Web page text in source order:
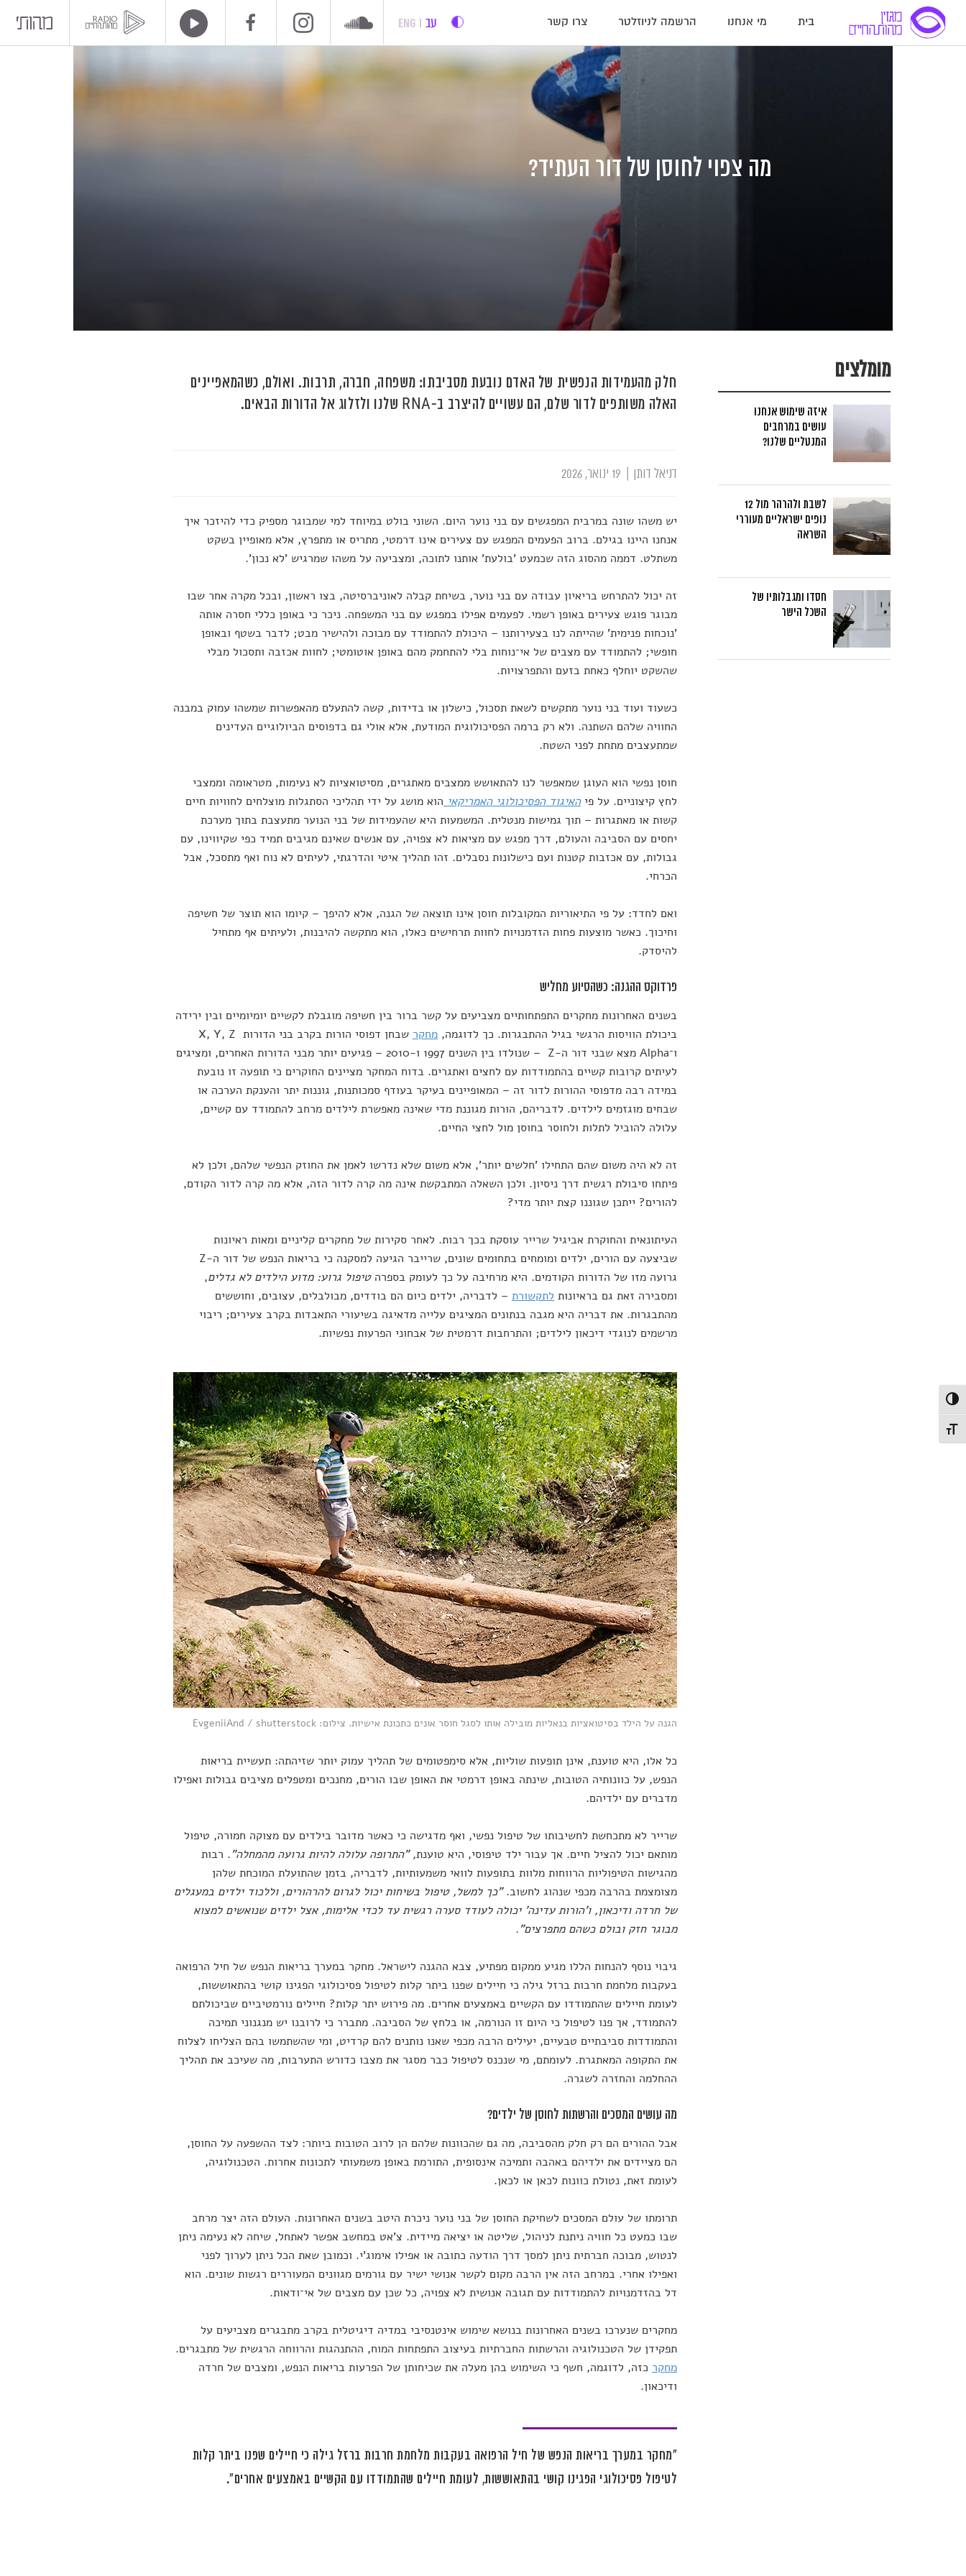
הפעל/כבה ניגודיות גבוהה
מתג גודל גופן
בית מי אנחנו הרשמה לניוזלטר צרו קשר עב ENG
מה צפוי לחוסן של דור העתיד?
חלק מהעמידות הנפשית של האדם נובעת מסביבתו: משפחה, חברה, תרבות. ואולם, כשהמאפיינים
האלה משותפים לדור שלם, הם עשויים להיצרב ב-RNA שלנו ולזלוג אל הדורות הבאים.
דניאל דותן
יש משהו שונה במרבית המפגשים עם בני נוער היום. השוני בולט במיוחד למי שמבוגר מספיק כדי להיזכר איך
אנחנו היינו בגילם. ברוב הפעמים המפגש עם צעירים אינו דרמטי, מתריס או מתפרץ, אלא מאופיין בשקט
משתלט. דממה מהסוג הזה שכמעט 'בולעת' אותנו לתוכה, ומצביעה על משהו שמרגיש 'לא נכון'.
זה יכול להתרחש בריאיון עבודה עם בני נוער, בשיחת קבלה לאוניברסיטה, בצו ראשון, ובכל מקרה אחר שבו
מבוגר פוגש צעירים באופן רשמי. לפעמים אפילו במפגש עם בני המשפחה. ניכר כי באופן כללי חסרה אותה
'נוכחות פנימית' שהייתה לנו בצעירותנו – היכולת להתמודד עם מבוכה ולהישיר מבט; לדבר בשטף ובאופן
חופשי; להתמודד עם מצבים של אי־נוחות בלי להתחמק מהם באופן אוטומטי; לחוות אכזבה ותסכול מבלי
שהשקט יוחלף כאחת בזעם והתפרצויות.
כשעוד ועוד בני נוער מתקשים לשאת תסכול, כישלון או בדידות, קשה להתעלם מהאפשרות שמשהו עמוק במבנה
החוויה שלהם השתנה. ולא רק ברמה הפסיכולוגית המודעת, אלא אולי גם בדפוסים הביולוגיים העדינים
שמתעצבים מתחת לפני השטח.
חוסן נפשי הוא העוגן שמאפשר לנו להתאושש ממצבים מאתגרים, מסיטואציות לא נעימות, מטראומה וממצבי
לחץ קיצוניים. על פיהאיגוד הפסיכולוגי האמריקאי הוא מושג על ידי תהליכי הסתגלות מוצלחים לחוויות חיים
קשות או מאתגרות – תוך גמישות מנטלית. המשמעות היא שהעמידות של בני הנוער מתעצבת בתוך מערכת
יחסים עם הסביבה והעולם, דרך מפגש עם מציאות לא צפויה, עם אנשים שאינם מגיבים תמיד כפי שקיווינו, עם
גבולות, עם אכזבות קטנות ועם כישלונות נסבלים. זהו תהליך איטי והדרגתי, לעיתים לא נוח ואף מתסכל, אבל
הכרחי.
ואם לחדד: על פי התיאוריות המקובלות חוסן אינו תוצאה של הגנה, אלא להיפך – קיומו הוא תוצר של חשיפה
וחיכוך. כאשר מוצעות פחות הזדמנויות לחוות תרחישים כאלו, הוא מתקשה להיבנות, ולעיתים אף מתחיל
להיסדק.
פרדוקס ההגנה: כשהסיוע מחליש
בשנים האחרונות מחקרים התפתחותיים מצביעים על קשר ברור בין חשיפה מוגבלת לקשיים יומיומיים ובין ירידה
ביכולת הוויסות הרגשי בגיל ההתבגרות. כך לדוגמה, מחקר
שבחן דפוסי הורות בקרב בני הדורות X, Y, Z
ו־Alpha מצא שבני דור ה-Z – שנולדו בין השנים 1997 ו-2010 – פגיעים יותר מבני הדורות האחרים, ומציגים
לעיתים קרובות קשיים בהתמודדות עם לחצים ואתגרים. בדוח המחקר מציינים החוקרים כי תופעה זו נובעת
במידה רבה מדפוסי ההורות לדור זה – המאופיינים בעיקר בעודף סמכותנות, גוננות יתר והענקת הערכה או
שבחים מוגזמים לילדים. לדבריהם, הורות מגוננת מדי שאינה מאפשרת לילדים מרחב להתמודד עם קשיים,
עלולה להוביל לתלות ולחוסר בחוסן מול לחצי החיים.
זה לא היה משום שהם התחילו 'חלשים יותר', אלא משום שלא נדרשו לאמן את החוזק הנפשי שלהם, ולכן לא
פיתחו סיבולת רגשית דרך ניסיון. ולכן השאלה המתבקשת אינה מה קרה לדור הזה, אלא מה קרה לדור הקודם,
להורים? ייתכן שגוננו קצת יותר מדי?
העיתונאית והחוקרת אביגיל שרייר עוסקת בכך רבות. לאחר סקירות של מחקרים קליניים ומאות ראיונות
שביצעה עם הורים, ילדים ומומחים בתחומים שונים, שרייבר הגיעה למסקנה כי בריאות הנפש של דור ה-Z
גרועה מזו של הדורות הקודמים. היא מרחיבה על כך לעומק בספרהטיפול גרוע: מדוע הילדים לא גדלים,
ומסבירה זאת גם בראיונות לתקשורת – לדבריה, ילדים כיום הם בודדים, מבולבלים, עצובים, וחוששים
מהתבגרות. את דבריה היא מגבה בנתונים המציגים עלייה מדאיגה בשיעורי התאבדות בקרב צעירים; ריבוי
מרשמים לנוגדי דיכאון לילדים; והתרחבות דרמטית של אבחוני הפרעות נפשיות.
הגנה על הילד בסיטואציות בנאליות מובילה אותו לסגל חוסר אונים כתכונת אישיות. צילום: EvgeniiAnd / shutterstock
כל אלו, היא טוענת, אינן תופעות שוליות, אלא סימפטומים של תהליך עמוק יותר שזיהתה: תעשיית בריאות
הנפש, על כוונותיה הטובות, שינתה באופן דרמטי את האופן שבו הורים, מחנכים ומטפלים מציבים גבולות ואפילו
מדברים עם ילדיהם.
שרייר לא מתכחשת לחשיבותו של טיפול נפשי, ואף מדגישה כי כאשר מדובר בילדים עם מצוקה חמורה, טיפול
מותאם יכול להציל חיים. אך עבור ילד טיפוסי, היא טוענת, "התרופה עלולה להיות גרועה מהמחלה". רבות
מהגישות הטיפוליות הרווחות מלוות בתופעות לוואי משמעותיות, לדבריה, בזמן שהתועלת המוכחת שלהן
מצומצמת בהרבה מכפי שנהוג לחשוב."כך למשל, טיפול בשיחות יכול לגרום להרהורים, וללכוד ילדים במעגלים
של חרדה ודיכאון, ו'הורות עדינה' יכולה לעודד סערה רגשית עד לכדי אלימות, אצל ילדים שנואשים למצוא
מבוגר חזק ובולם כשהם מתפרצים".
גיבוי נוסף להנחות הללו מגיע ממקום מפתיע, צבא ההגנה לישראל. מחקר במערך בריאות הנפש של חיל הרפואה
בעקבות מלחמת חרבות ברזל גילה כי חיילים שפנו ביתר קלות לטיפול פסיכולוגי הפגינו קושי בהתאוששות,
לעומת חיילים שהתמודדו עם הקשיים באמצעים אחרים. מה פירוש יתר קלות? חיילים נורמטיביים שביכולתם
להתמודד, אך פנו לטיפול כי היום זו הנורמה, או בלחץ של הסביבה. מתברר כי לרובנו יש מנגנוני תמיכה
והתמודדות סביבתיים טבעיים, יעילים הרבה מכפי שאנו נותנים להם קרדיט, ומי שהשתמשו בהם הצליחו לצלוח
את התקופה המאתגרת. לעומתם, מי שנכנס לטיפול כבר מסגר את מצבו כדורש התערבות, מה שעיכב את תהליך
ההחלמה והחזרה לשגרה.
מה עושים המסכים והרשתות לחוסן של ילדים?
אבל ההורים הם רק חלק מהסביבה, מה גם שהכוונות שלהם הן לרוב הטובות ביותר: לצד ההשפעה על החוסן,
הם מציידים את ילדיהם באהבה ותמיכה אינסופית, התורמת באופן משמעותי לתכונות אחרות. הטכנולוגיה,
לעומת זאת, נטולת כוונות לכאן או לכאן.
תרומתו של עולם המסכים לשחיקת החוסן של בני נוער ניכרת היטב בשנים האחרונות. העולם הזה יצר מרחב
שבו כמעט כל חוויה ניתנת לניהול, שליטה או יציאה מיידית. צ'אט במחשב אפשר לאתחל, שיחה לא נעימה ניתן
לנטוש, מבוכה חברתית ניתן למסך דרך הודעה כתובה או אפילו אימוג’י. וכמובן שאת הכל ניתן לערוך לפני
ואפילו אחרי. במרחב הזה אין הרבה מקום לקשר אנושי ישיר עם גורמים מגוונים המעוררים רגשות שונים. הוא
דל בהזדמנויות להתמודדות עם תגובה אנושית לא צפויה, כל שכן עם מצבים של אי־ודאות.
מחקרים שנערכו בשנים האחרונות בנושא שימוש אינטנסיבי במדיה דיגיטלית בקרב מתבגרים מצביעים על
תפקידן של הטכנולוגיה והרשתות החברתיות בעיצוב התפתחות המוח, ההתנהגות והרווחה הרגשית של מתבגרים.
מחקר כזה, לדוגמה, חשף כי השימוש בהן מעלה את שכיחותן של הפרעות בריאות הנפש, ומצבים של חרדה
ודיכאון.
"מחקר במערך בריאות הנפש של חיל הרפואה בעקבות מלחמת חרבות ברזל גילה כי חיילים שפנו ביתר קלות
לטיפול פסיכולוגי הפגינו קושי בהתאוששות, לעומת חיילים שהתמודדו עם הקשיים באמצעים אחרים".
מומלצים
איזה שימוש אנחנו
עושים במרחבים
המנטליים שלנו?
לשבת ולהרהר מול 12
נופים ישראליים מעוררי
השראה
חסדו ומגבלותיו של
השכל הישר